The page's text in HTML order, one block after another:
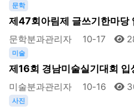
문학
제47회아림제 글쓰기한마당
문학분과관리자 10-17
미술
제16회 경남미술실기대회 입
미술분과관리자 10-16
사진